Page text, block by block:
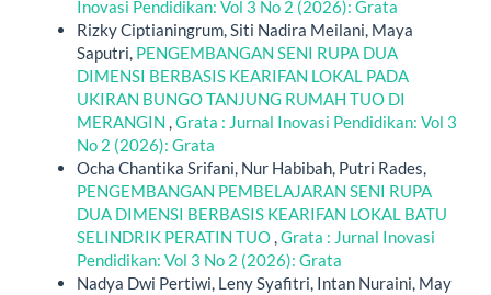
Inovasi Pendidikan: Vol 3 No 2 (2026): Grata
Rizky Ciptianingrum, Siti Nadira Meilani, Maya
Saputri, PENGEMBANGAN SENI RUPA DUA
DIMENSI BERBASIS KEARIFAN LOKAL PADA
UKIRAN BUNGO TANJUNG RUMAH TUO DI
MERANGIN ,Grata : Jurnal Inovasi Pendidikan: Vol 3
No 2 (2026): Grata
Ocha Chantika Srifani, Nur Habibah, Putri Rades,
PENGEMBANGAN PEMBELAJARAN SENI RUPA
DUA DIMENSI BERBASIS KEARIFAN LOKAL BATU
SELINDRIK PERATIN TUO,Grata : Jurnal Inovasi
Pendidikan: Vol 3 No 2 (2026): Grata
Nadya Dwi Pertiwi, Leny Syafitri, Intan Nuraini, May